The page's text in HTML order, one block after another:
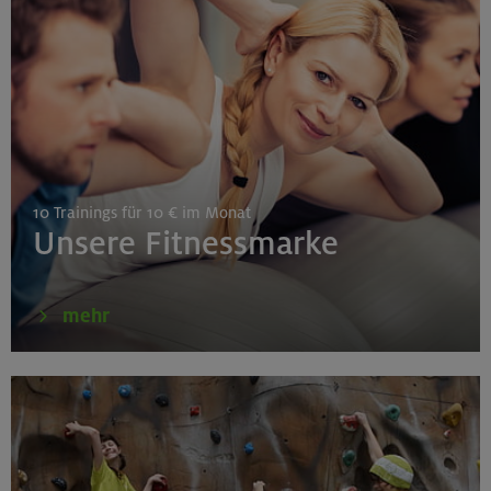
Gilching
26.08.26
Schnupperkletterkurs indoor
München
27./28.08.26
Grundkurs Klettern indoor
Gilching
30.08./06./13.09.26
10 Trainings für 10 € im Monat
Unsere Fitnessmarke
mehr